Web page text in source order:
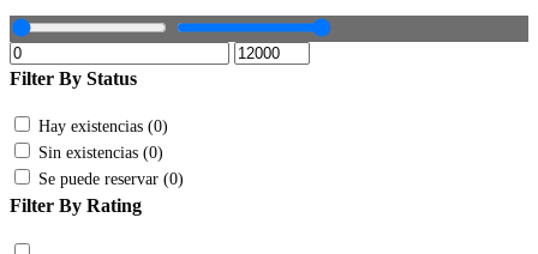
Filter By Status
Hay existencias (0)
Sin existencias (0)
Se puede reservar (0)
Filter By Rating